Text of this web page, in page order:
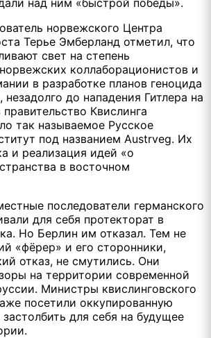
норвежского Центра
Терье Эмберланд отметил, что
свет на степень
коллаборационистов и
в разработке планов геноцида
незадолго до нападения Гитлера на
Квислинга
так называемое Русское
под названием Austrveg. Их
и реализация идей «о
в восточном
последователи германского
для себя протекторат в
Но Берлин им отказал. Тем не
«фёрер» и его сторонники,
отказ, не смутились. Они
на территории современной
Министры квислинговского
посетили оккупированную
для себя на будущее